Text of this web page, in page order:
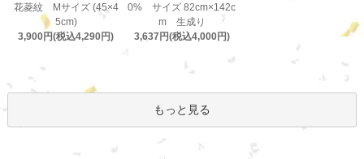
花菱紋 Mサイズ (45×4
5cm)
3,900円(税込4,290円)
0% サイズ 82cm×142c
m 生成り
3,637円(税込4,000円)
もっと見る